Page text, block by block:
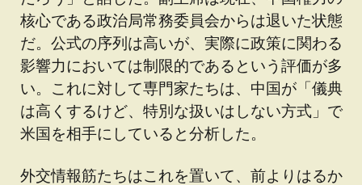
核心である政治局常務委員会からは退いた状態
だ。公式の序列は高いが、実際に政策に関わる
影響力においては制限的であるという評価が多
い。これに対して専門家たちは、中国が「儀典
は高くするけど、特別な扱いはしない方式」で
米国を相手にしていると分析した。
外交情報筋たちはこれを置いて、前よりはるか